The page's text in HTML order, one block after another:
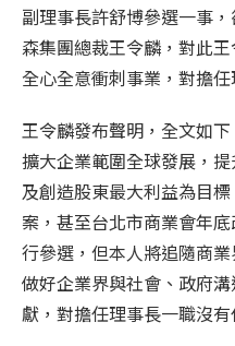
副理事長許舒博參選一事
森集團總裁王令麟，對此
全心全意衝刺事業，對擔
王令麟發布聲明，全文如
擴大企業範圍全球發展，
及創造股東最大利益為目
案，甚至台北市商業會年
行參選，但本人將追隨商
做好企業界與社會、政府
獻，對擔任理事長一職沒有